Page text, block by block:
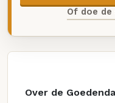
Of doe
Over de